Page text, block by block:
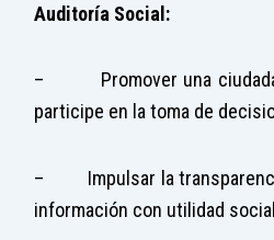
Auditoría Social:
– Promover una
participe en la toma de
– Impulsar la
información con utilidad